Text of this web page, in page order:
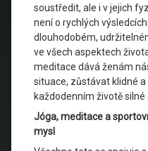
soustředit, ale i v jejich
není o rychlých
dlouhodobém,
ve všech aspektech
meditace dává ženám
situace, zůstávat klidné
každodenním životě silné
Jóga, meditace a
mysl